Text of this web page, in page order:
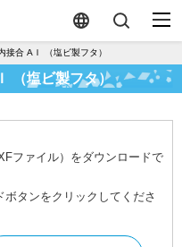
接合 AＩ （塩ビ製フタ）
（塩ビ製フタ）
ファイル）をダウンロードで
タンをクリックしてくださ